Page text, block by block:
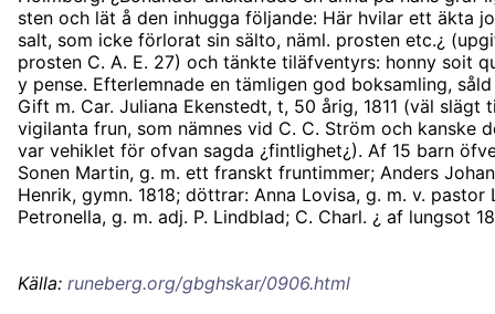
sten och lät å den inhugga följande: Här hvilar ett äkta
salt, som icke förlorat sin sälto, näml. prosten etc.¿
prosten C. A. E. 27) och tänkte tiläfventyrs: honny soit
y pense. Efterlemnade en tämligen god boksamling,
Gift m. Car. Juliana Ekenstedt, t, 50 årig, 1811 (väl slägt
vigilanta frun, som nämnes vid C. C. Ström och kanske
var vehiklet för ofvan sagda ¿fintlighet¿). Af 15 barn
Sonen Martin, g. m. ett franskt fruntimmer; Anders
Henrik, gymn. 1818; döttrar: Anna Lovisa, g. m. v. pastor
Petronella, g. m. adj. P. Lindblad; C. Charl. ¿ af lungsot
Källa: runeberg.org/gbghskar/0906.html